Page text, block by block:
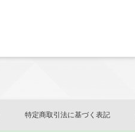
特定商取引法に基づく表記